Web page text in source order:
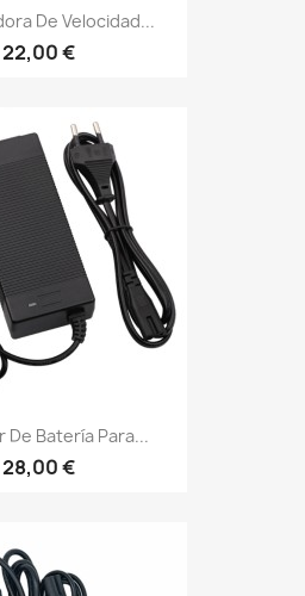
De Velocidad...
22,00 €
De Batería Para...
28,00 €